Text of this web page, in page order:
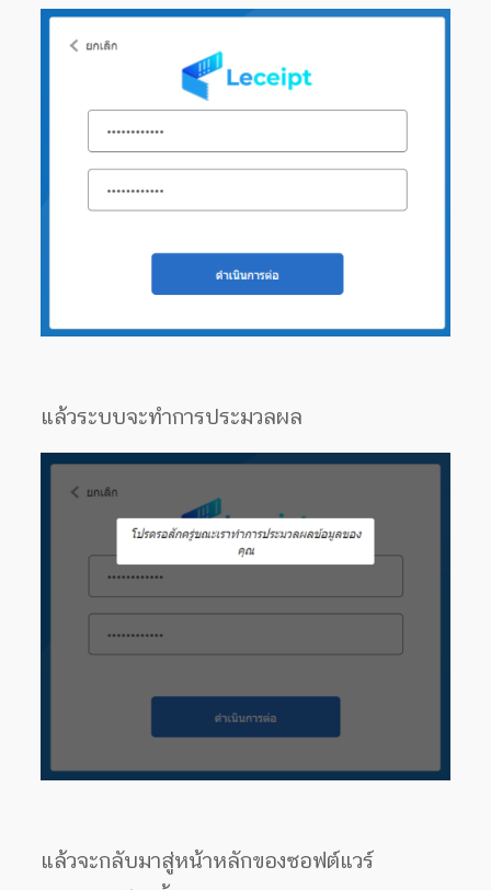
แล้วระบบจะทำการประมวลผล
แล้วจะกลับมาสู่หน้าหลักของซอฟต์แวร์